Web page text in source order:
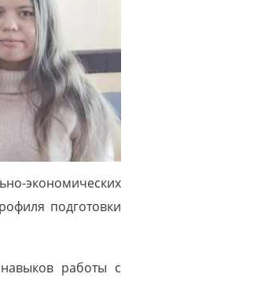
экономических
подготовки
работы с